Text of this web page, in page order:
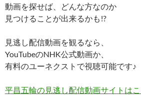
動画を探せば、どんな方なのか
見つけることが出来るかも!?
見逃し配信動画を観るなら、
YouTubeのNHK公式動画か、
有料のユーネクストで視聴可能です♪
平昌五輪の見逃し配信動画サイトは